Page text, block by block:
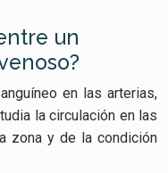
un
en las arterias,
la circulación en las
zona y de la condición